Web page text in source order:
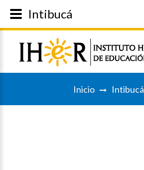
Inicio Intibucá
Intibucá